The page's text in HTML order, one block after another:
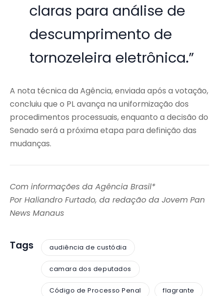
claras para análise de
descumprimento de
tornozeleira eletrônica.”
A nota técnica da Agência, enviada após a votação,
concluiu que o PL avança na uniformização dos
procedimentos processuais, enquanto a decisão do
Senado será a próxima etapa para definição das
mudanças.
Com informações da Agência Brasil*
Por Haliandro Furtado, da redação da Jovem Pan
News Manaus
Tags audiência de custódia
camara dos deputados
Código de Processo Penal flagrante